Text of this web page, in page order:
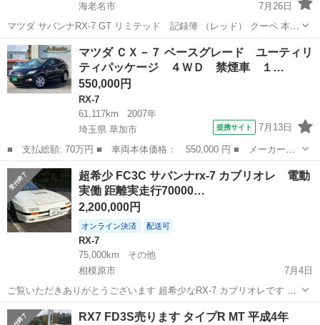
海老名市
7月26日
マツダ サバンナRX-7 GT リミテッド 記録簿 （レッド） クーペ 本体
価格 1,283,000円 支払総額 1,477,000円 年式(初度登録年):1988(S63)
走行距離:5.9万km 修復歴:なし 定期...
神奈川 海老名市 RX-7
マツダ ＣＸ－７ ベースグレード ユーティリ
ティパッケージ ４ＷＤ 禁煙車 １…
550,000円
RX-7
61,117km
2007年
埼玉県 草加市
提携サイト 7月13日
■ 支払総額: 70万円 ■ 車両本体価格： 550,000 円 ■ メーカー
名： マツダ ■ 車種名： ＣＸ－７ ■ グレード名： ベースグレ
ード ユーティリティパッケージ ４ＷＤ 禁煙車 １オーナー Ｄ
ＩＳＩターボ 純...
埼玉 草加市 RX-7
超希少 FC3C サバンナrx-7 カブリオレ 電動
実働 距離実走行70000…
2,200,000円
オンライン決済 配送可
RX-7
75,000km
その他
相模原市
7月4日
ご覧いただきありがとうございます 超希少なRX-7 カブリオレです し
かもマニュアル5速 各部機関良好です ターボ快調 社外当時物タワーバ
ー クラッチ滑り無し エアコン修理済みで寒いくらい 効きます。 リト
神奈川 相模原市
RX7 FD3S売ります タイプR MT 平成4年